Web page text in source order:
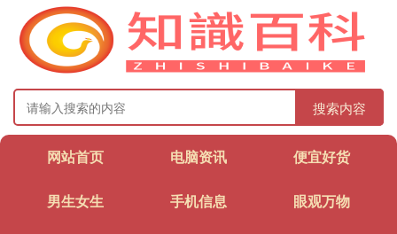
搜索内容
网站首页 电脑资讯 便宜好货
男生女生 手机信息 眼观万物